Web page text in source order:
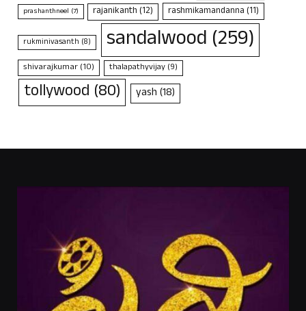
prashanthneel (7) rajanikanth(12) rashmikamandanna(11)
rukminivasanth (8) sandalwood (259)
shivarajkumar(10) thalapathyvijay(9)
tollywood (80) yash(18)